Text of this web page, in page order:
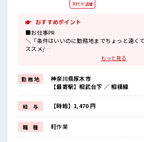
30代が活躍
おすすめポイント
■お仕事PR
＼「条件はいいのに勤務地までちょっと遠く
ススメ/
寮ありのお仕事ならそんな心配はナシ(*^▽^*)
駐車場も完備されているので車の持込もOK！
現地までの赴任交通費も支給します☆
カップルやお友達との就業OK♪
大手企業でプリンターのインクヘッド部分の
重いモノは基本ないので安心♪
空調が完備されているのでこれからの季節も
ちゃいます♪
通勤は自転車・バイク・自動車・公共交通機
もっと見る
勤 務 地
神奈川県厚木市
【最寄駅】相武台下 ／ 相模線
給 与 【時給】1,470 円
職 種 軽作業